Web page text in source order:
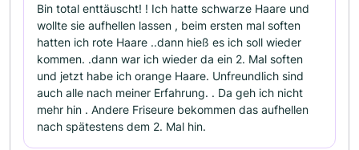
Bin total enttäuscht! ! Ich hatte schwarze Haare und
wollte sie aufhellen lassen , beim ersten mal soften
hatten ich rote Haare ..dann hieß es ich soll wieder
kommen. .dann war ich wieder da ein 2. Mal soften
und jetzt habe ich orange Haare. Unfreundlich sind
auch alle nach meiner Erfahrung. . Da geh ich nicht
mehr hin . Andere Friseure bekommen das aufhellen
nach spätestens dem 2. Mal hin.